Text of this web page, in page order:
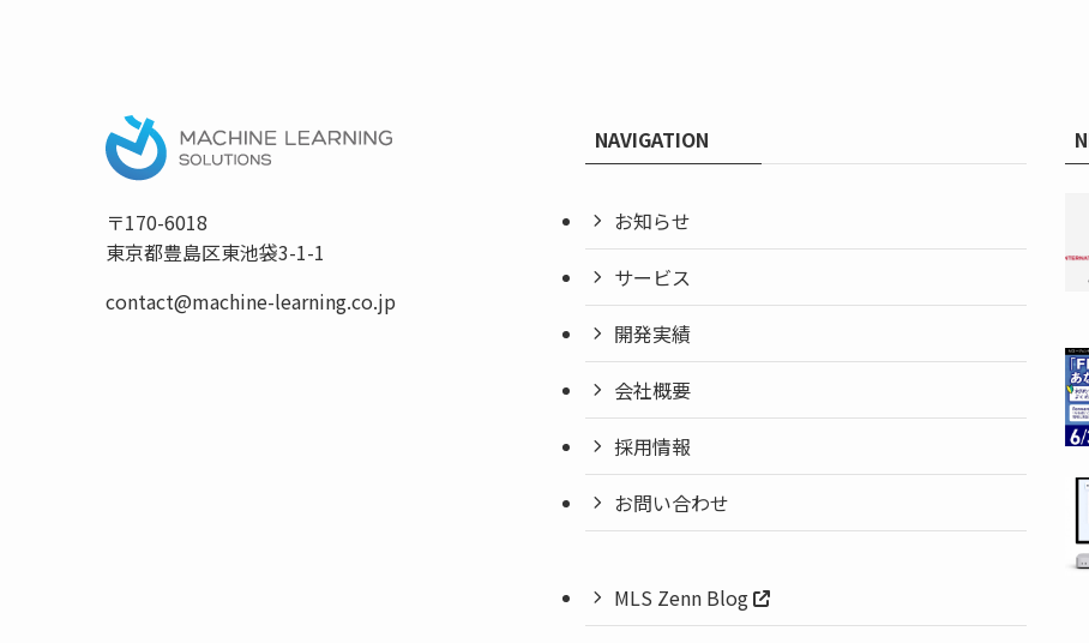
〒170-6018
東京都豊島区東池袋3-1-1
contact@machine-learning.co.jp
NAVIGATION
お知らせ
サービス
開発実績
会社概要
採用情報
お問い合わせ
MLS Zenn Blog